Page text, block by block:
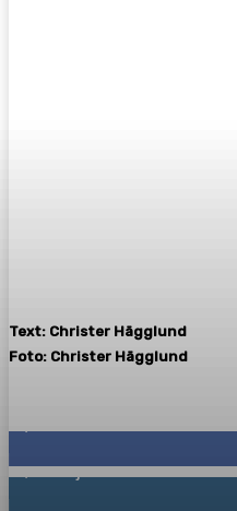
Text: Christer Hägglund
Foto: Christer Hägglund